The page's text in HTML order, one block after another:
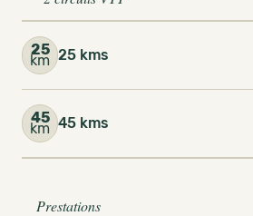
25
km 25 kms
45
km 45 kms
Prestations